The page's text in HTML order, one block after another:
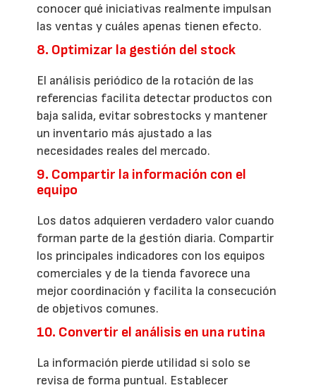
conocer qué iniciativas realmente impulsan
las ventas y cuáles apenas tienen efecto.
8. Optimizar la gestión del stock
El análisis periódico de la rotación de las
referencias facilita detectar productos con
baja salida, evitar sobrestocks y mantener
un inventario más ajustado a las
necesidades reales del mercado.
9. Compartir la información con el
equipo
Los datos adquieren verdadero valor cuando
forman parte de la gestión diaria. Compartir
los principales indicadores con los equipos
comerciales y de la tienda favorece una
mejor coordinación y facilita la consecución
de objetivos comunes.
10. Convertir el análisis en una rutina
La información pierde utilidad si solo se
revisa de forma puntual. Establecer